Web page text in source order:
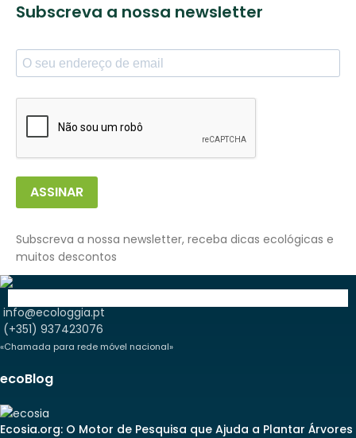
Subscreva a nossa newsletter
ASSINAR
Subscreva a nossa newsletter, receba dicas ecológicas e
muitos descontos
info@ecologgia.pt
(+351) 937423076
«Chamada para rede móvel nacional»
ecoBlog
Ecosia.org: O Motor de Pesquisa que Ajuda a Plantar Árvores